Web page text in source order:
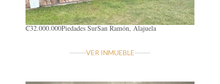
₡32.000.000Piedades SurSan Ramón, Alajuela
VER INMUEBLE